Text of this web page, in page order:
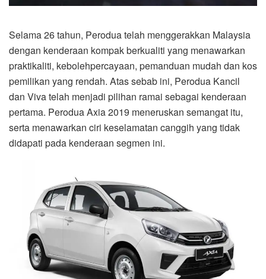
Selama 26 tahun, Perodua telah menggerakkan Malaysia
dengan kenderaan kompak berkualiti yang menawarkan
praktikaliti, kebolehpercayaan, pemanduan mudah dan kos
pemilikan yang rendah. Atas sebab ini, Perodua Kancil
dan Viva telah menjadi pilihan ramai sebagai kenderaan
pertama. Perodua Axia 2019 meneruskan semangat itu,
serta menawarkan ciri keselamatan canggih yang tidak
didapati pada kenderaan segmen ini.